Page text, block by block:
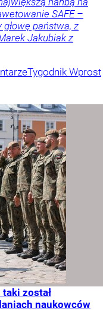
SAFE –
państwa, z
Jakubiak z
Tygodnik Wprost
został
naukowców